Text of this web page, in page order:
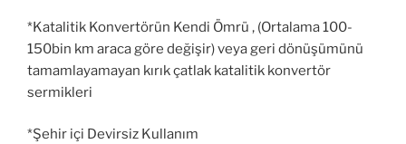
*Katalitik Konvertörün Kendi Ömrü , (Ortalama 100-
150bin km araca göre değişir) veya geri dönüşümünü
tamamlayamayan kırık çatlak katalitik konvertör
sermikleri
*Şehir içi Devirsiz Kullanım